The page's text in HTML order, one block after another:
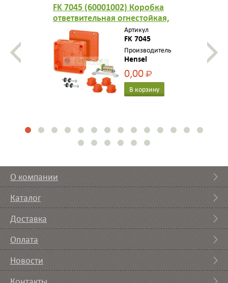
FK 7045 (60001002) Коробка
ответвительная огнестойкая,
IP 65, размер 122х122х59, цв.
оранжевый, 5-пол. клемма из
жаропрочной керамики 0,5-
4кв.мм
Артикул
FK 7045
Производитель
Hensel
0,00Р
В корзину
О компании
Каталог
Доставка
Оплата
Новости